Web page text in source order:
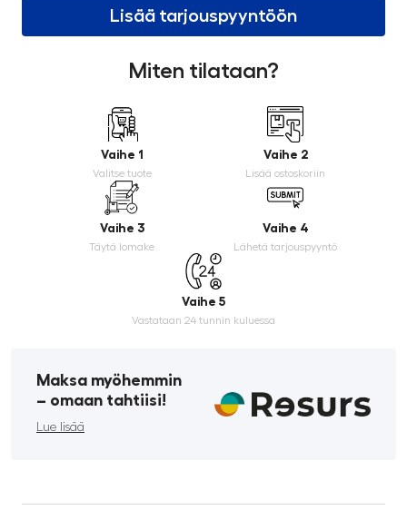
Lisää tarjouspyyntöön
Miten tilataan?
Vaihe 1
Valitse tuote
Vaihe 2
Lisää ostoskoriin
Vaihe 3
Täytä lomake
Vaihe 4
Lähetä tarjouspyyntö
Vaihe 5
Vastataan 24 tunnin kuluessa
Maksa myöhemmin
­– omaan tahtiisi!
Lue lisää